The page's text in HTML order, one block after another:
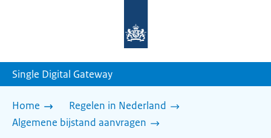
homepage
Single Digital Gateway
Home
Regelen in Nederland
Algemene bijstand aanvragen